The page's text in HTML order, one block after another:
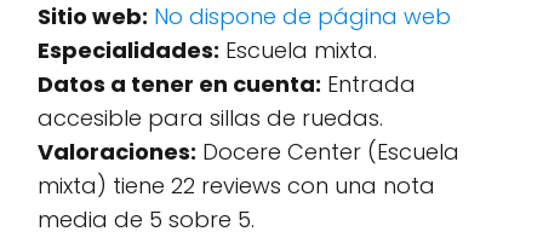
Sitio web: No dispone de página web
Especialidades: Escuela mixta.
Datos a tener en cuenta: Entrada
accesible para sillas de ruedas.
Valoraciones: Docere Center (Escuela
mixta) tiene 22 reviews con una nota
media de 5 sobre 5.